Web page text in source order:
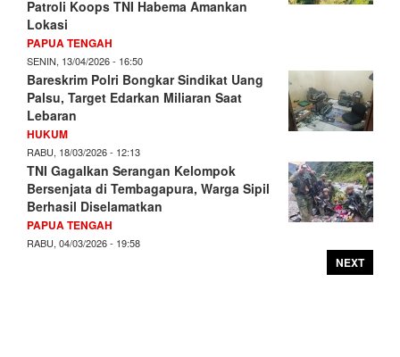
Patroli Koops TNI Habema Amankan
Lokasi
PAPUA TENGAH
SENIN, 13/04/2026 - 16:50
Bareskrim Polri Bongkar Sindikat Uang
Palsu, Target Edarkan Miliaran Saat
Lebaran
HUKUM
RABU, 18/03/2026 - 12:13
TNI Gagalkan Serangan Kelompok
Bersenjata di Tembagapura, Warga Sipil
Berhasil Diselamatkan
PAPUA TENGAH
RABU, 04/03/2026 - 19:58
NEXT